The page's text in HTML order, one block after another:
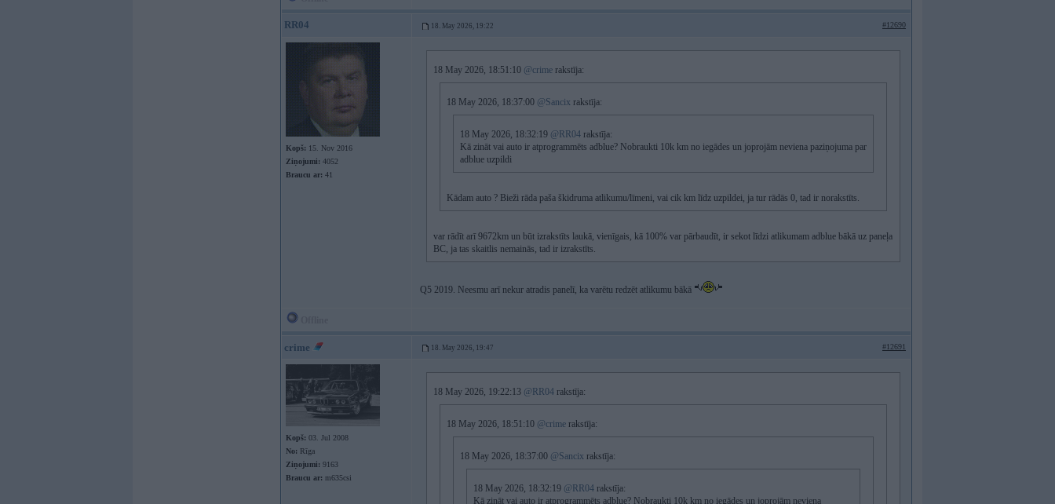
RR04 18. May 2026, 19:22 #12690
Kopš: 15. Nov 2016
Ziņojumi: 4052
Braucu ar: 41
18 May 2026, 18:51:10 @crime rakstīja:
18 May 2026, 18:37:00 @Sancix rakstīja:
18 May 2026, 18:32:19 @RR04 rakstīja:
Kā zināt vai auto ir atprogrammēts adblue? Nobraukti 10k km no iegādes un joprojām neviena paziņojuma par
adblue uzpildi
Kādam auto ? Bieži rāda paša škidruma atlikumu/līmeni, vai cik km līdz uzpildei, ja tur rādās 0, tad ir norakstīts.
var rādīt arī 9672km un būt izrakstīts laukā, vienīgais, kā 100% var pārbaudīt, ir sekot līdzi atlikumam adblue bākā uz paneļa
BC, ja tas skaitlis nemainās, tad ir izrakstīts.
Q5 2019. Neesmu arī nekur atradis panelī, ka varētu redzēt atlikumu bākā
crime 18. May 2026, 19:47 #12691
Kopš: 03. Jul 2008
No: Rīga
Ziņojumi: 9163
Braucu ar: m635csi
18 May 2026, 19:22:13 @RR04 rakstīja:
18 May 2026, 18:51:10 @crime rakstīja:
18 May 2026, 18:37:00 @Sancix rakstīja:
18 May 2026, 18:32:19 @RR04 rakstīja:
Kā zināt vai auto ir atprogrammēts adblue? Nobraukti 10k km no iegādes un joprojām neviena